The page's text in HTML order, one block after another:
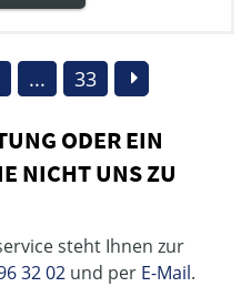
... 33
ODER EIN
NICHT UNS ZU
steht Ihnen zur
32 02 und per E-Mail.